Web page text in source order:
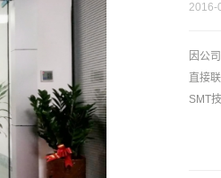
2016-
因公
直接
SMT